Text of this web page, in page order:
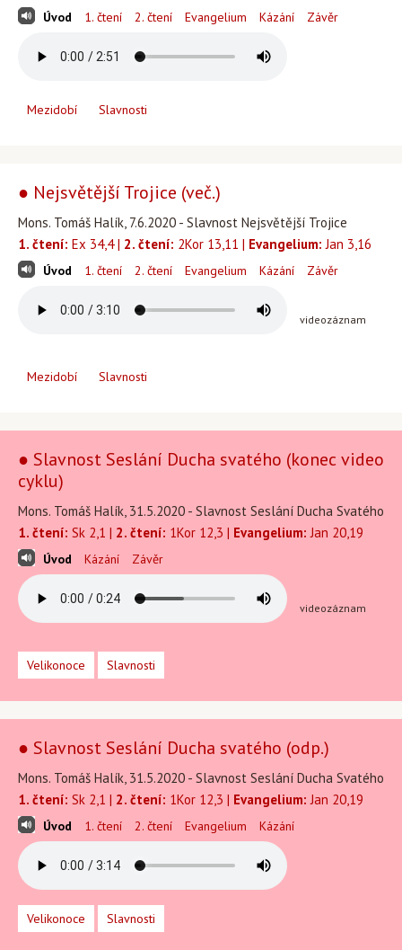
Úvod 1. čtení 2. čtení Evangelium Kázání Závěr
Mezidobí Slavnosti
● Nejsvětější Trojice (več.)
Mons. Tomáš Halík, 7.6.2020 - Slavnost Nejsvětější Trojice
1. čtení: Ex 34,4 | 2. čtení: 2Kor 13,11 | Evangelium: Jan 3,16
Úvod 1. čtení 2. čtení Evangelium Kázání Závěr
videozáznam
Mezidobí Slavnosti
● Slavnost Seslání Ducha svatého (konec video
cyklu)
Mons. Tomáš Halík, 31.5.2020 - Slavnost Seslání Ducha Svatého
1. čtení: Sk 2,1 | 2. čtení: 1Kor 12,3 | Evangelium: Jan 20,19
Úvod Kázání Závěr
videozáznam
Velikonoce Slavnosti
● Slavnost Seslání Ducha svatého (odp.)
Mons. Tomáš Halík, 31.5.2020 - Slavnost Seslání Ducha Svatého
1. čtení: Sk 2,1 | 2. čtení: 1Kor 12,3 | Evangelium: Jan 20,19
Úvod 1. čtení 2. čtení Evangelium Kázání
Velikonoce Slavnosti